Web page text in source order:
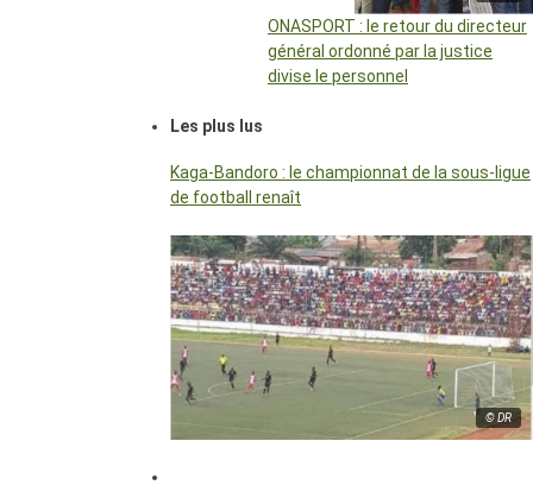
ONASPORT : le retour du directeur
général ordonné par la justice
divise le personnel
Les plus lus
Kaga-Bandoro : le championnat de la sous-ligue
de football renaît
© DR